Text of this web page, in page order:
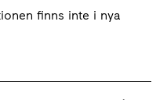
finns inte i nya